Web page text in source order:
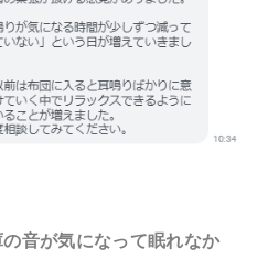
の音が気になって眠れなか